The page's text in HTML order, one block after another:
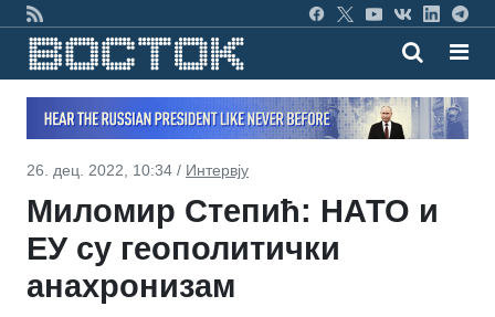
26. дец. 2022, 10:34 / Интервју
Миломир Степић: НАТО и
ЕУ су геополитички
анахронизам